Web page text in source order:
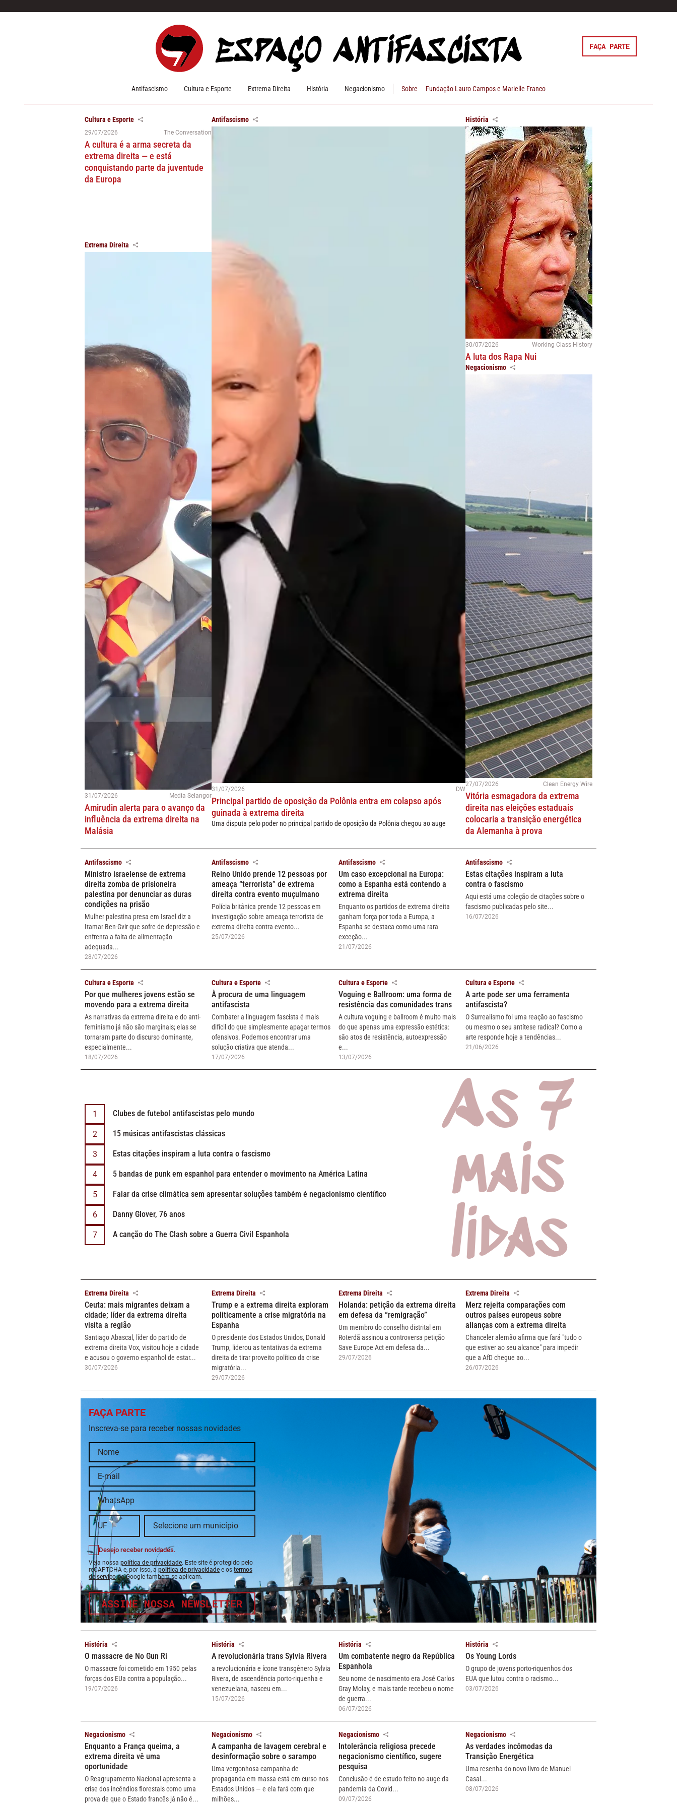
FAÇA PARTE
Antifascismo Cultura e Esporte Extrema Direita História Negacionismo Sobre Fundação Lauro Campos e Marielle Franco
Cultura e Esporte
29/07/2026 The Conversation
A cultura é a arma secreta da
extrema direita — e está
conquistando parte da juventude
da Europa
Extrema Direita
31/07/2026 Media Selangor
Amirudin alerta para o avanço da
influência da extrema direita na
Malásia
Antifascismo
31/07/2026 DW
Principal partido de oposição da Polônia entra em colapso após
guinada à extrema direita
Uma disputa pelo poder no principal partido de oposição da Polônia chegou ao auge
História
30/07/2026 Working Class History
A luta dos Rapa Nui
Negacionismo
27/07/2026 Clean Energy Wire
Vitória esmagadora da extrema
direita nas eleições estaduais
colocaria a transição energética
da Alemanha à prova
Antifascismo
Ministro israelense de extrema
direita zomba de prisioneira
palestina por denunciar as duras
condições na prisão
Mulher palestina presa em Israel diz a
Itamar Ben-Gvir que sofre de depressão e
enfrenta a falta de alimentação
adequada...
28/07/2026
Antifascismo
Reino Unido prende 12 pessoas por
ameaça “terrorista” de extrema
direita contra evento muçulmano
Polícia britânica prende 12 pessoas em
investigação sobre ameaça terrorista de
extrema direita contra evento...
25/07/2026
Antifascismo
Um caso excepcional na Europa:
como a Espanha está contendo a
extrema direita
Enquanto os partidos de extrema direita
ganham força por toda a Europa, a
Espanha se destaca como uma rara
exceção...
21/07/2026
Antifascismo
Estas citações inspiram a luta
contra o fascismo
Aqui está uma coleção de citações sobre o
fascismo publicadas pelo site...
16/07/2026
Cultura e Esporte
Por que mulheres jovens estão se
movendo para a extrema direita
As narrativas da extrema direita e do anti-
feminismo já não são marginais; elas se
tornaram parte do discurso dominante,
especialmente...
18/07/2026
Cultura e Esporte
À procura de uma linguagem
antifascista
Combater a linguagem fascista é mais
difícil do que simplesmente apagar termos
ofensivos. Podemos encontrar uma
solução criativa que atenda...
17/07/2026
Cultura e Esporte
Voguing e Ballroom: uma forma de
resistência das comunidades trans
A cultura voguing e ballroom é muito mais
do que apenas uma expressão estética:
são atos de resistência, autoexpressão
e...
13/07/2026
Cultura e Esporte
A arte pode ser uma ferramenta
antifascista?
O Surrealismo foi uma reação ao fascismo
ou mesmo o seu antítese radical? Como a
arte responde hoje a tendências...
21/06/2026
As 7
mais
lidas
Clubes de futebol antifascistas pelo mundo
15 músicas antifascistas clássicas
Estas citações inspiram a luta contra o fascismo
5 bandas de punk em espanhol para entender o movimento na América Latina
Falar da crise climática sem apresentar soluções também é negacionismo científico
Danny Glover, 76 anos
A canção do The Clash sobre a Guerra Civil Espanhola
Extrema Direita
Ceuta: mais migrantes deixam a
cidade; líder da extrema direita
visita a região
Santiago Abascal, líder do partido de
extrema direita Vox, visitou hoje a cidade
e acusou o governo espanhol de estar...
30/07/2026
Extrema Direita
Trump e a extrema direita exploram
politicamente a crise migratória na
Espanha
O presidente dos Estados Unidos, Donald
Trump, liderou as tentativas da extrema
direita de tirar proveito político da crise
migratória...
29/07/2026
Extrema Direita
Holanda: petição da extrema direita
em defesa da “remigração”
Um membro do conselho distrital em
Roterdã assinou a controversa petição
Save Europe Act em defesa da...
29/07/2026
Extrema Direita
Merz rejeita comparações com
outros países europeus sobre
alianças com a extrema direita
Chanceler alemão afirma que fará "tudo o
que estiver ao seu alcance" para impedir
que a AfD chegue ao...
26/07/2026
FAÇA PARTE
Inscreva-se para receber nossas novidades
Desejo receber novidades.
Veja nossa política de privacidade. Este site é protegido pelo
reCAPTCHA e, por isso, a política de privacidade e os termos
de serviçodo Google também se aplicam.
ASSINE NOSSA NEWSLETTER
História
O massacre de No Gun Ri
O massacre foi cometido em 1950 pelas
forças dos EUa contra a população...
19/07/2026
História
A revolucionária trans Sylvia Rivera
a revolucionária e ícone transgênero Sylvia
Rivera, de ascendência porto-riquenha e
venezuelana, nasceu em...
15/07/2026
História
Um combatente negro da República
Espanhola
Seu nome de nascimento era José Carlos
Gray Molay, e mais tarde recebeu o nome
de guerra...
06/07/2026
História
Os Young Lords
O grupo de jovens porto-riquenhos dos
EUA que lutou contra o racismo...
03/07/2026
Negacionismo
Enquanto a França queima, a
extrema direita vê uma
oportunidade
O Reagrupamento Nacional apresenta a
crise dos incêndios florestais como uma
prova de que o Estado francês já não é...
Negacionismo
A campanha de lavagem cerebral e
desinformação sobre o sarampo
Uma vergonhosa campanha de
propaganda em massa está em curso nos
Estados Unidos — e ela fará com que
milhões...
Negacionismo
Intolerância religiosa precede
negacionismo científico, sugere
pesquisa
Conclusão é de estudo feito no auge da
pandemia da Covid...
09/07/2026
Negacionismo
As verdades incômodas da
Transição Energética
Uma resenha do novo livro de Manuel
Casal...
08/07/2026